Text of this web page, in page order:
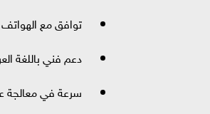
توافق مع الهواتف
دعم فني باللغة
سرعة في معالجة